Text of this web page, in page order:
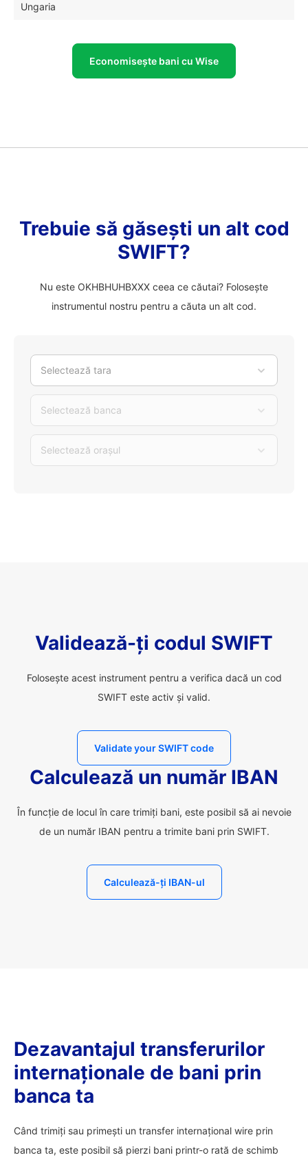
Ungaria
Economisește bani cu Wise
Trebuie să găsești un alt cod
SWIFT?
Nu este OKHBHUHBXXX ceea ce căutai? Folosește
instrumentul nostru pentru a căuta un alt cod.
Selectează tara
Selectează banca
Selectează orașul
Validează-ți codul SWIFT
Folosește acest instrument pentru a verifica dacă un cod
SWIFT este activ și valid.
Validate your SWIFT code
Calculează un număr IBAN
În funcție de locul în care trimiți bani, este posibil să ai nevoie
de un număr IBAN pentru a trimite bani prin SWIFT.
Calculează-ți IBAN-ul
Dezavantajul transferurilor
internaționale de bani prin
banca ta
Când trimiți sau primești un transfer internațional wire prin
banca ta, este posibil să pierzi bani printr-o rată de schimb